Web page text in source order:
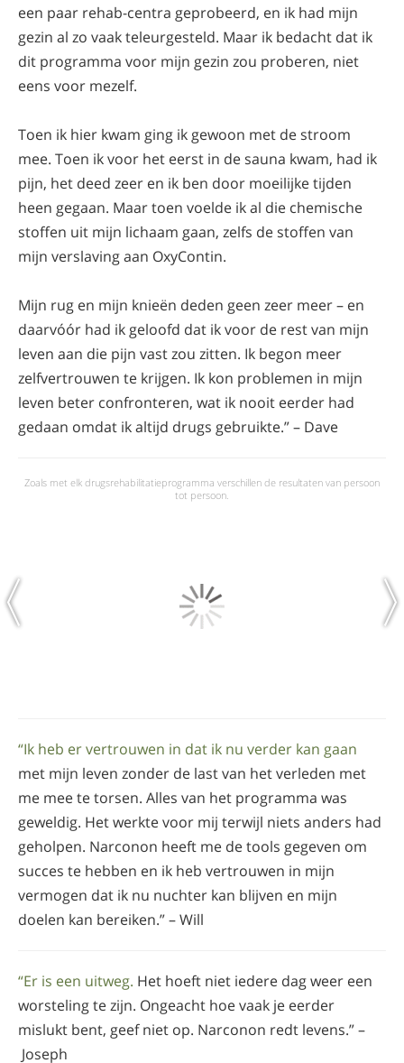
een paar rehab-centra geprobeerd, en ik had mijn
gezin al zo vaak teleurgesteld. Maar ik bedacht dat ik
dit programma voor mijn gezin zou proberen, niet
eens voor mezelf.
Toen ik hier kwam ging ik gewoon met de stroom
mee. Toen ik voor het eerst in de sauna kwam, had ik
pijn, het deed zeer en ik ben door moeilijke tijden
heen gegaan. Maar toen voelde ik al die chemische
stoffen uit mijn lichaam gaan, zelfs de stoffen van
mijn verslaving aan OxyContin.
Mijn rug en mijn knieën deden geen zeer meer – en
daarvóór had ik geloofd dat ik voor de rest van mijn
leven aan die pijn vast zou zitten. Ik begon meer
zelfvertrouwen te krijgen. Ik kon problemen in mijn
leven beter confronteren, wat ik nooit eerder had
gedaan omdat ik altijd drugs gebruikte.” – Dave
Zoals met elk drugsrehabilitatieprogramma verschillen de resultaten van persoon
tot persoon.
“Ik heb er vertrouwen in dat ik nu verder kan gaan
met mijn leven zonder de last van het verleden met
me mee te torsen. Alles van het programma was
geweldig. Het werkte voor mij terwijl niets anders had
geholpen. Narconon heeft me de tools gegeven om
succes te hebben en ik heb vertrouwen in mijn
vermogen dat ik nu nuchter kan blijven en mijn
doelen kan bereiken.” – Will
“Er is een uitweg. Het hoeft niet iedere dag weer een
worsteling te zijn. Ongeacht hoe vaak je eerder
mislukt bent, geef niet op. Narconon redt levens.” –
Joseph